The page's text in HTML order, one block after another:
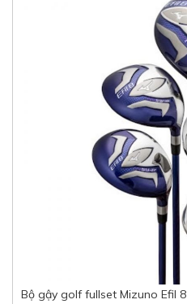
Bộ gậy golf fullset Mizuno Efil 8